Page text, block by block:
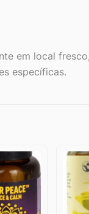
em local
específicas.